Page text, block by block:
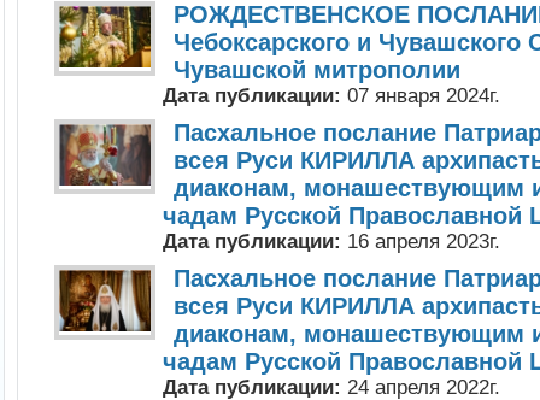
РОЖДЕСТВЕНСКОЕ
Чебоксарского и Чувашского
Чувашской митрополии
Дата публикации: 07 января 2024г.
Пасхальное послание
всея Руси КИРИЛЛА
диаконам, монашествующим
чадам Русской Православной
Дата публикации: 16 апреля 2023г.
Пасхальное послание
всея Руси КИРИЛЛА
диаконам, монашествующим
чадам Русской Православной
Дата публикации: 24 апреля 2022г.